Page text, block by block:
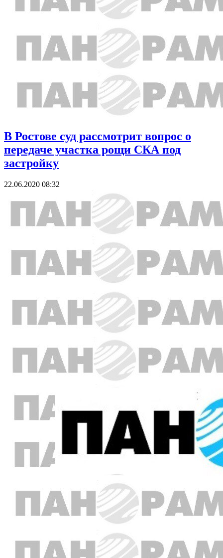
В Ростове суд рассмотрит вопрос о
передаче участка рощи СКА под
застройку
22.06.2020 08:32